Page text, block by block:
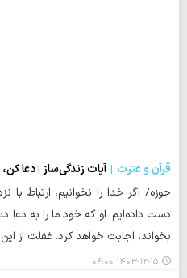
قرآن و عترت
آیات زندگی‌ساز | دعا
حوزه/ اگر خدا را نخوانیم، ارتباط با
دست داده‌ایم. او که خود ما را به دعا
بخواند، اجابت خواهد کرد. غفلت از
۱۴۰۳-۱۲-۱۵ ۰۶:۰۰